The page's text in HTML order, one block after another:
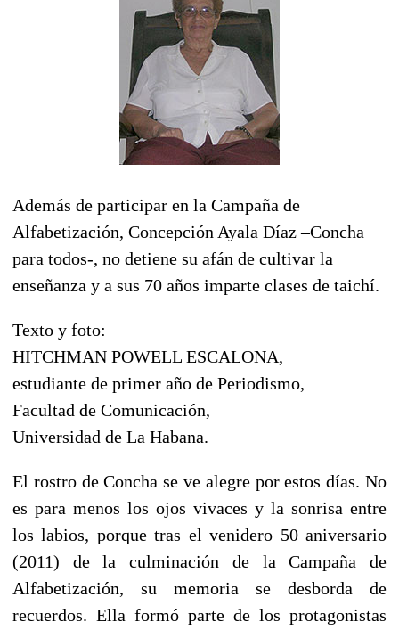
Además de participar en la Campaña de
Alfabetización, Concepción Ayala Díaz –Concha
para todos-, no detiene su afán de cultivar la
enseñanza y a sus 70 años imparte clases de taichí.
Texto y foto:
HITCHMAN POWELL ESCALONA,
estudiante de primer año de Periodismo,
Facultad de Comunicación,
Universidad de La Habana.
El rostro de Concha se ve alegre por estos días. No
es para menos los ojos vivaces y la sonrisa entre
los labios, porque tras el venidero 50 aniversario
(2011) de la culminación de la Campaña de
Alfabetización, su memoria se desborda de
recuerdos. Ella formó parte de los protagonistas